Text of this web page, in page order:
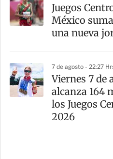
Juegos
México
una nueva
7 de agosto - 22:27
Viernes 7 de
alcanza 164
los Juegos
2026